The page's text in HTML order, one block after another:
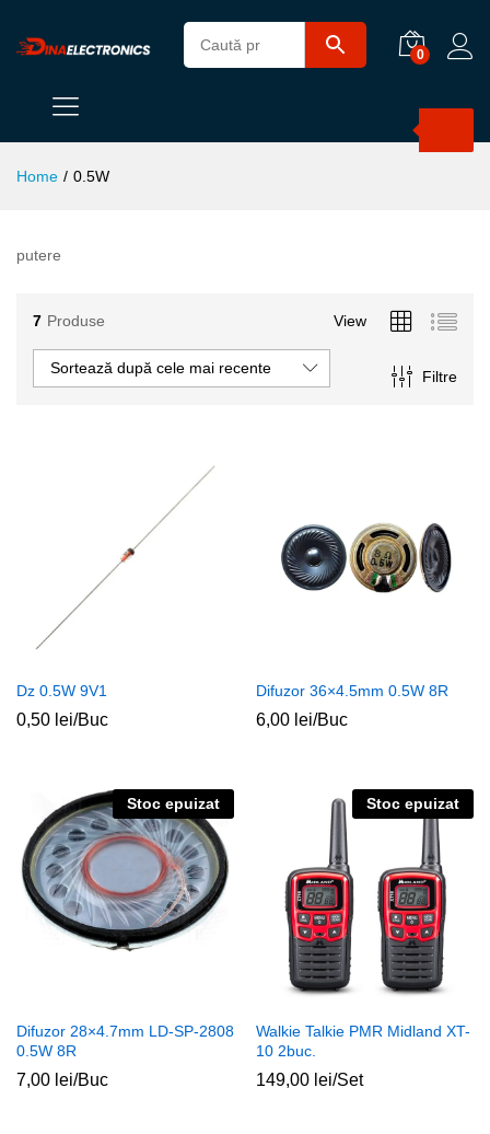
0
Home / 0.5W
putere
7 Produse View
Filtre
Sortează după cele mai recente
Dz 0.5W 9V1
0,50 lei/Buc
Difuzor 36×4.5mm 0.5W 8R
6,00 lei/Buc
Stoc epuizat
Difuzor 28×4.7mm LD-SP-2808
0.5W 8R
7,00 lei/Buc
Stoc epuizat
Walkie Talkie PMR Midland XT-
10 2buc.
149,00 lei/Set